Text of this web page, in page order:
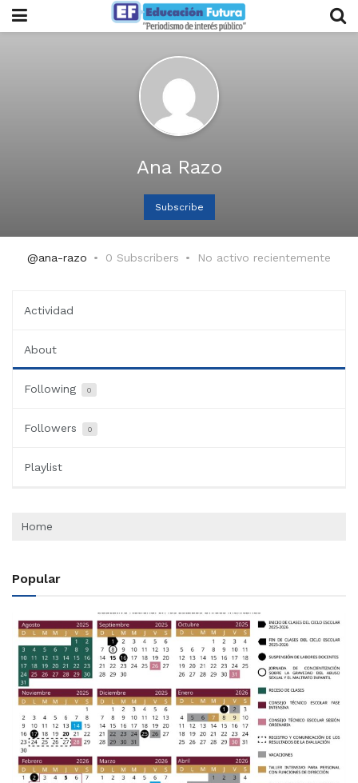
Ana Razo
Subscribe
@ana-razo 0 Subscribers No activo recientemente
Actividad
About
Following 0
Followers 0
Playlist
Home
Popular